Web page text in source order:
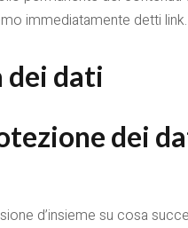
immediatamente detti link.
dei dati
dei
d’insieme su cosa